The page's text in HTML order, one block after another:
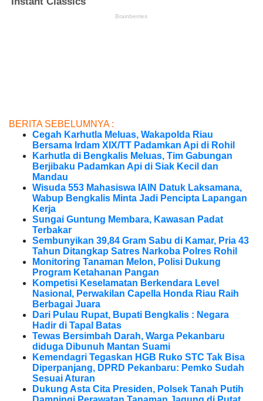
BERITA SEBELUMNYA :
Cegah Karhutla Meluas, Wakapolda Riau
Bersama Irdam XIX/TT Padamkan Api di Rohil
Karhutla di Bengkalis Meluas, Tim Gabungan
Berjibaku Padamkan Api di Siak Kecil dan
Mandau
Wisuda 553 Mahasiswa IAIN Datuk Laksamana,
Wabup Bengkalis Minta Jadi Pencipta Lapangan
Kerja
Sungai Guntung Membara, Kawasan Padat
Terbakar
Sembunyikan 39,84 Gram Sabu di Kamar, Pria 43
Tahun Ditangkap Satres Narkoba Polres Rohil
Monitoring Tanaman Melon, Polisi Dukung
Program Ketahanan Pangan
Kompetisi Keselamatan Berkendara Level
Nasional, Perwakilan Capella Honda Riau Raih
Berbagai Juara
Dari Pulau Rupat, Bupati Bengkalis : Negara
Hadir di Tapal Batas
Tewas Bersimbah Darah, Warga Pekanbaru
diduga Dibunuh Mantan Suami
Kemendagri Tegaskan HGB Ruko STC Tak Bisa
Diperpanjang, DPRD Pekanbaru: Pemko Sudah
Sesuai Aturan
Dukung Asta Cita Presiden, Polsek Tanah Putih